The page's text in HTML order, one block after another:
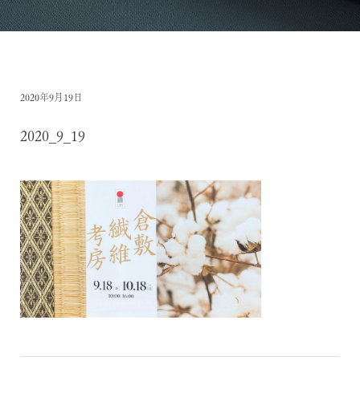
2020年9月19日
2020_9_19